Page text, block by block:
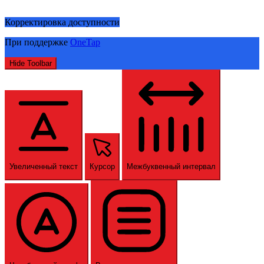
Корректировка доступности
При поддержке OneTap
Hide Toolbar
Увеличенный текст Курсор Межбуквенный интервал